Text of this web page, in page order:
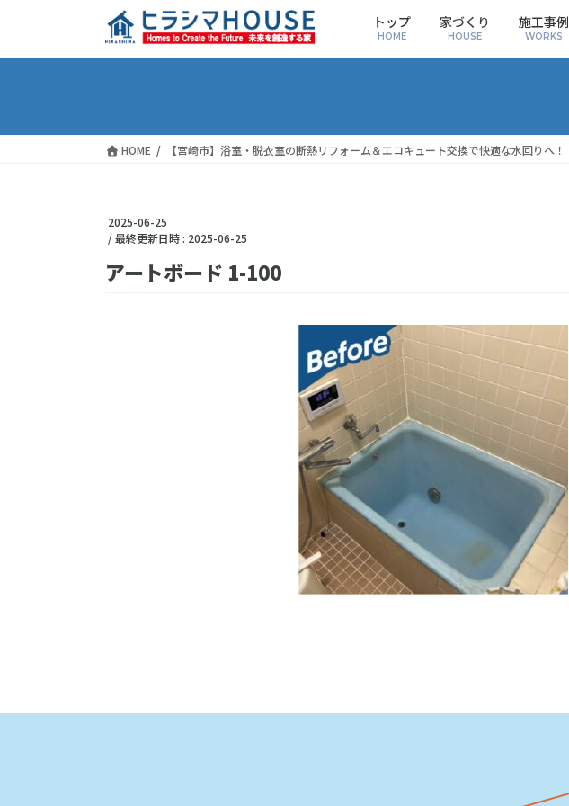
トップ
HOME
家づくり
HOUSE
施工事例
WORKS
HOME 【宮崎市】浴室・脱衣室の断熱リフォーム＆エコキュート交換で快適な水回りへ！
2025-06-25
/ 最終更新日時 : 2025-06-25
アートボード 1-100